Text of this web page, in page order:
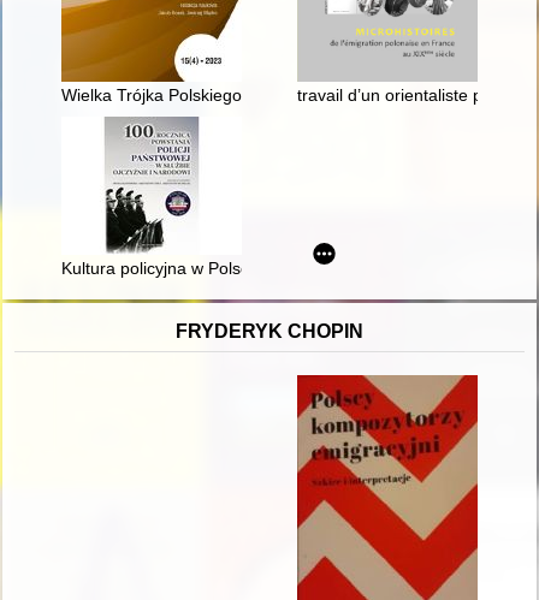
Wielka Trójka Polskiego Metalu : TSA, Kat i Turbo w prasie
travail d’un orientaliste
Kultura policyjna w Polsce w okresie międzywojennym :
FRYDERYK CHOPIN